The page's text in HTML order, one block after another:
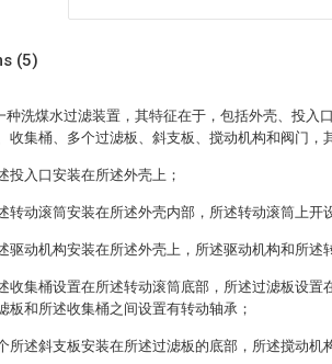
(5)
种洗煤水过滤装置，其特征在于，包括外壳、投入
收集桶、多个过滤板、斜支板、搅动机构和阀门，
投入口安装在所述外壳上；
转动滚筒安装在所述外壳内部，所述转动滚筒上开
驱动机构安装在所述外壳上，所述驱动机构和所述
收集桶设置在所述转动滚筒底部，所述过滤板设置
板和所述收集桶之间设置有转动轴承；
所述斜支板安装在所述过滤板的底部，所述搅动机